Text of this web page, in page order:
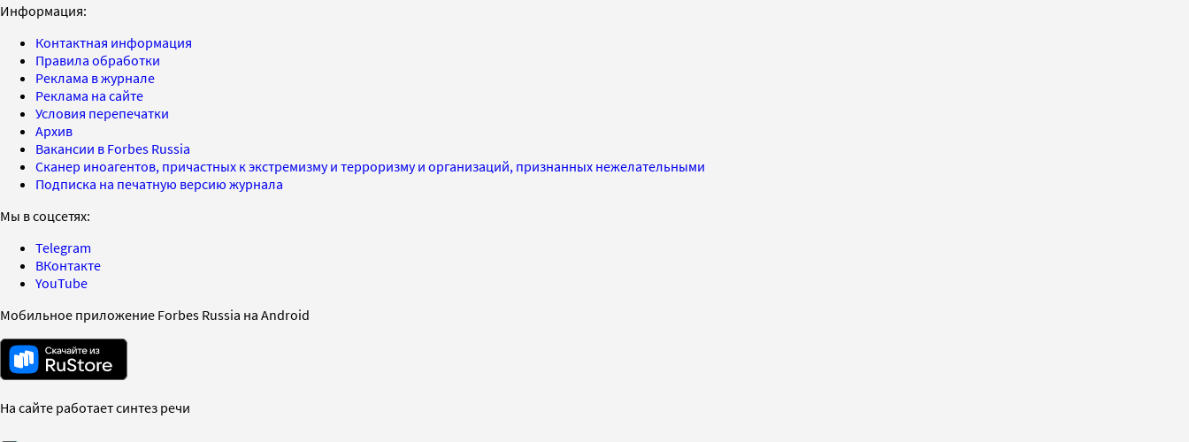
Информация:
Контактная информация
Правила обработки
Реклама в журнале
Реклама на сайте
Условия перепечатки
Архив
Вакансии в Forbes Russia
Сканер иноагентов, причастных к экстремизму и терроризму и организаций, признанных нежелательными
Подписка на печатную версию журнала
Мы в соцсетях:
Telegram
ВКонтакте
YouTube
Мобильное приложение Forbes Russia на Android
На сайте работает синтез речи